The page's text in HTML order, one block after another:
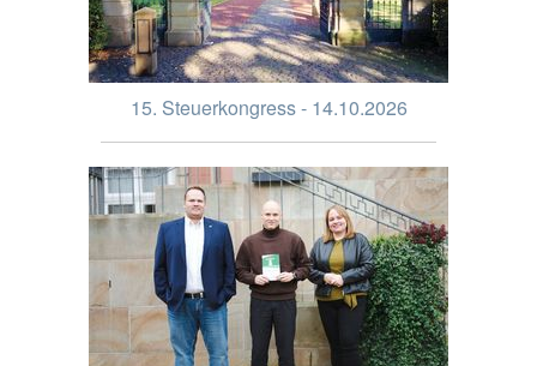
15. Steuerkongress - 14.10.2026